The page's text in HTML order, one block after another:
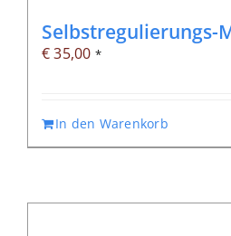
Selbstregulierungs-
€35,00 *
In den Warenkorb